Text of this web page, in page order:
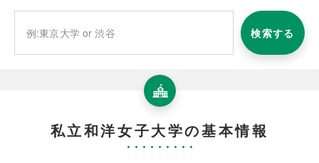
検索する
私立和洋女子大学の基本情報